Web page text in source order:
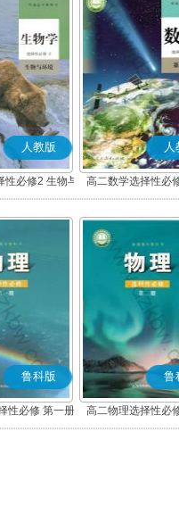
人教版
性必修2 生物与
境
人
高二数学选择性必
(A版)
鲁科版
性必修 第一册
鲁
高二物理选择性必